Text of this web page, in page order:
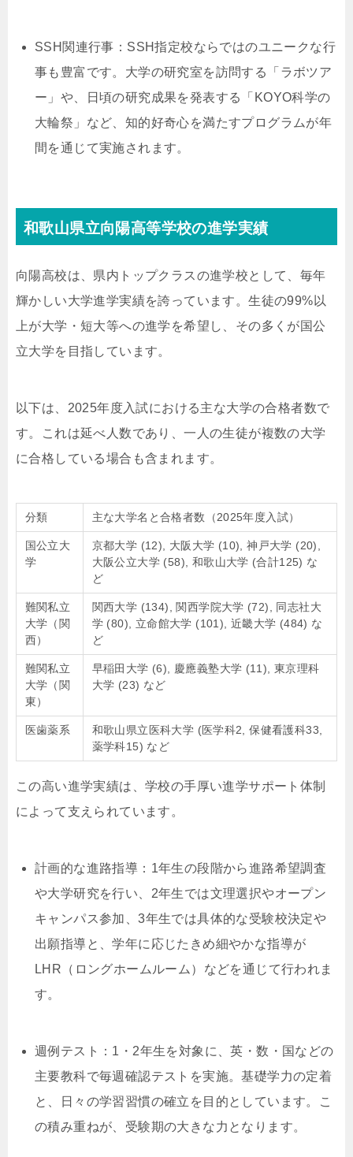
SSH関連行事：SSH指定校ならではのユニークな行
事も豊富です。大学の研究室を訪問する「ラボツア
ー」や、日頃の研究成果を発表する「KOYO科学の
大輪祭」など、知的好奇心を満たすプログラムが年
間を通じて実施されます。
和歌山県立向陽高等学校の進学実績
向陽高校は、県内トップクラスの進学校として、毎年
輝かしい大学進学実績を誇っています。生徒の99%以
上が大学・短大等への進学を希望し、その多くが国公
立大学を目指しています。
以下は、2025年度入試における主な大学の合格者数で
す。これは延べ人数であり、一人の生徒が複数の大学
に合格している場合も含まれます。
分類 主な大学名と合格者数（2025年度入試）
国公立大
学
京都大学 (12), 大阪大学 (10), 神戸大学 (20),
大阪公立大学 (58), 和歌山大学 (合計125) な
ど
難関私立
大学（関
西）
関西大学 (134), 関西学院大学 (72), 同志社大
学 (80), 立命館大学 (101), 近畿大学 (484) な
ど
難関私立
大学（関
東）
早稲田大学 (6), 慶應義塾大学 (11), 東京理科
大学 (23) など
医歯薬系
和歌山県立医科大学 (医学科2, 保健看護科33,
薬学科15) など
この高い進学実績は、学校の手厚い進学サポート体制
によって支えられています。
計画的な進路指導：1年生の段階から進路希望調査
や大学研究を行い、2年生では文理選択やオープン
キャンパス参加、3年生では具体的な受験校決定や
出願指導と、学年に応じたきめ細やかな指導が
LHR（ロングホームルーム）などを通じて行われま
す。
週例テスト：1・2年生を対象に、英・数・国などの
主要教科で毎週確認テストを実施。基礎学力の定着
と、日々の学習習慣の確立を目的としています。こ
の積み重ねが、受験期の大きな力となります。